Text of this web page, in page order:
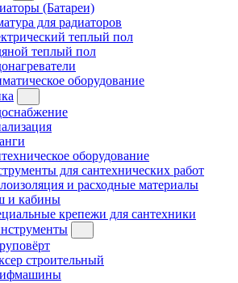
(Батареи)
для радиаторов
теплый пол
теплый пол
оборудование
оборудование
для сантехнических работ
и расходные материалы
и кабины
крепежи для сантехники
строительный